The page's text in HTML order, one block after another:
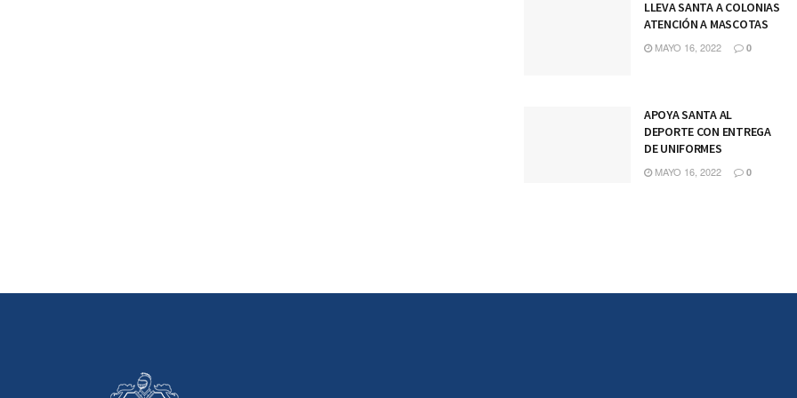
LLEVA SANTA A COLONIAS
ATENCIÓN A MASCOTAS
MAYO 16, 2022 0
APOYA SANTA AL
DEPORTE CON ENTREGA
DE UNIFORMES
MAYO 16, 2022 0